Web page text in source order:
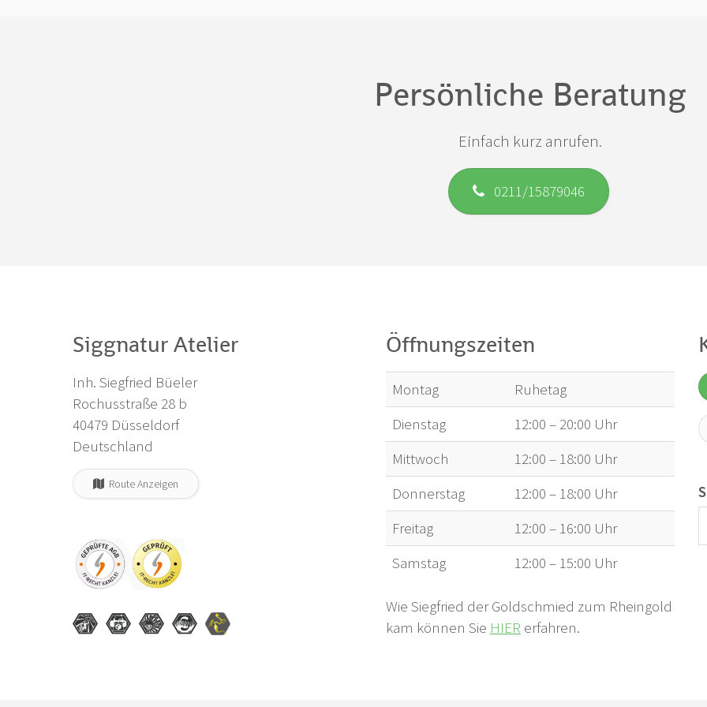
Persönliche Beratung
Einfach kurz anrufen.
0211/15879046
Siggnatur Atelier
Inh. Siegfried Büeler
Rochusstraße 28 b
40479 Düsseldorf
Deutschland
Route Anzeigen
Öffnungszeiten
Montag
Ruhetag
Dienstag
12:00 – 20:00 Uhr
Mittwoch
12:00 – 18:00 Uhr
Donnerstag
12:00 – 18:00 Uhr
Freitag
12:00 – 16:00 Uhr
Samstag
12:00 – 15:00 Uhr
Wie Siegfried der Goldschmied zum Rheingold
kam können Sie HIER erfahren.